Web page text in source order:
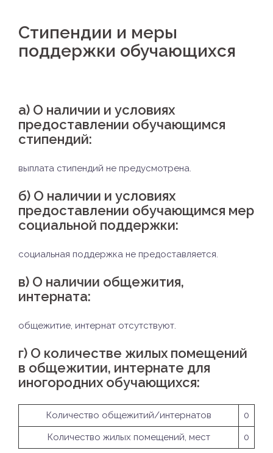
Стипендии и меры
поддержки обучающихся
а) О наличии и условиях
предоставлении обучающимся
стипендий:
выплата стипендий не предусмотрена.
б) О наличии и условиях
предоставлении обучающимся мер
социальной поддержки:
социальная поддержка не предоставляется.
в) О наличии общежития,
интерната:
общежитие, интернат отсутствуют.
г) О количестве жилых помещений
в общежитии, интернате для
иногородних обучающихся:
Количество общежитий/интернатов
0
Количество жилых помещений, мест
0